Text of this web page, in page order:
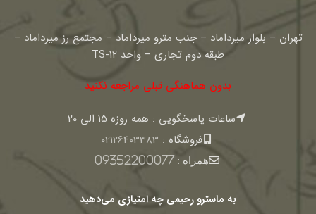
تهران – بلوار میرداماد – جنب مترو میرداماد – مجتمع رز میرداماد –
طبقه دوم تجاری – واحد TS-12
بدون هماهنگی قبلی مراجعه نکنید
ساعات پاسخگویی : همه روزه 15 الی 20
فروشگاه : 02126403383
همراه :09352200077
به ماسترو رحیمی چه امتیازی می‌دهید